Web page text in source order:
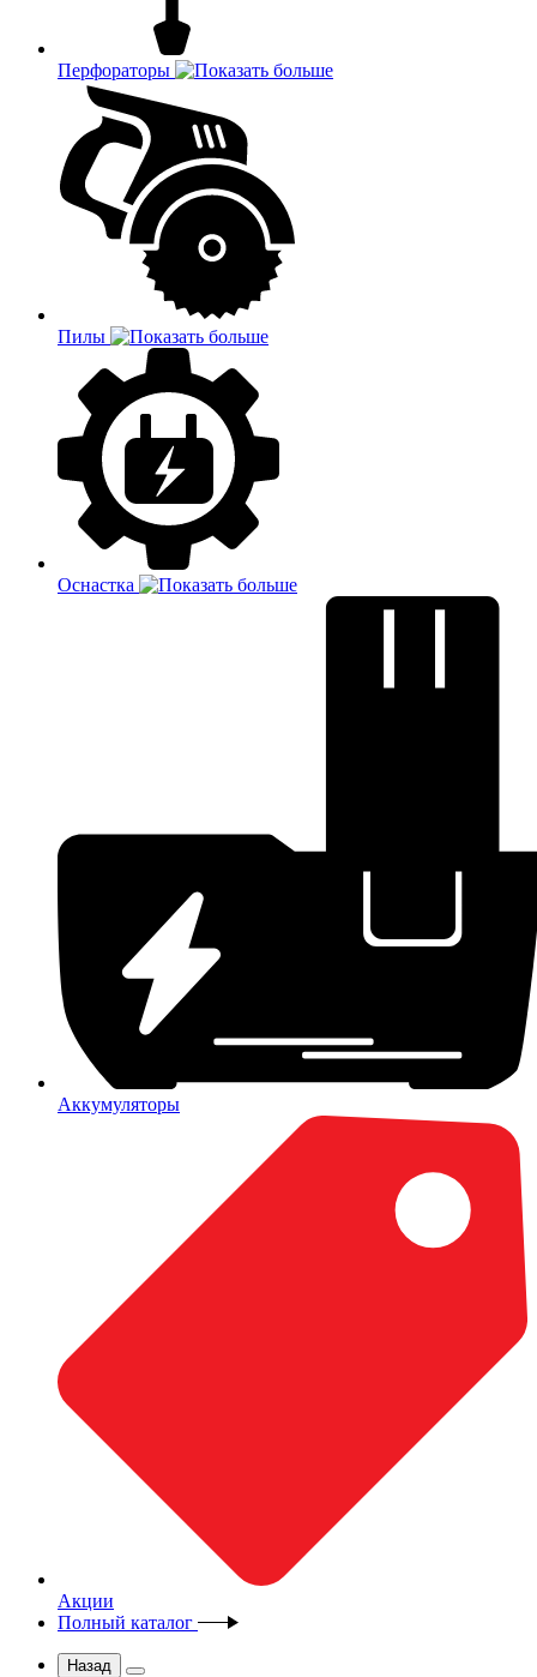
Перфораторы
Пилы
Оснастка
Аккумуляторы
Акции
Полный каталог
Назад